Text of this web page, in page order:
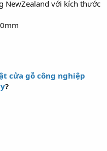
NewZealand với kích thước
cửa gỗ công nghiệp
?